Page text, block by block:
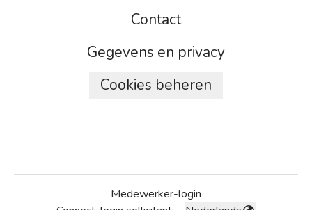
Contact
Gegevens en privacy
Cookies beheren
Medewerker-login